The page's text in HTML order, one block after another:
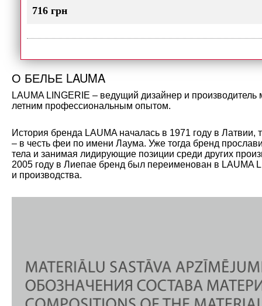
716 грн
О БЕЛЬЕ LAUMA
LAUMA LINGERIE – ведущий дизайнер и
летним профессиональным опытом.
История бренда LAUMA началась в 1971 году в
– в честь феи по имени Лаума. Уже тогда бренд
тела и занимая лидирующие позиции среди других
2005 году в Лиепае бренд был переименован в LAUMA
и производства.